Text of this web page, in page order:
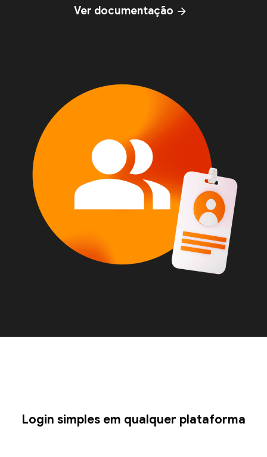
Ver documentação arrow_forward
Login simples em qualquer plataforma